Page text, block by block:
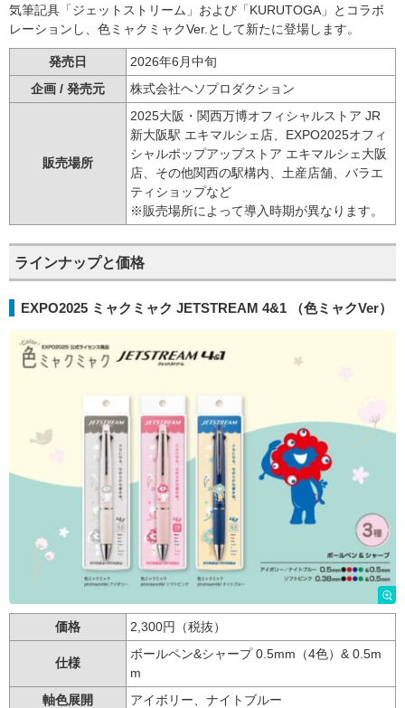
気筆記具「ジェットストリーム」および「KURUTOGA」とコラボ
レーションし、色ミャクミャクVer.として新たに登場します。
発売日
2026年6月中旬
企画 / 発売元
株式会社ヘソプロダクション
販売場所
2025大阪・関西万博オフィシャルストア JR
新大阪駅 エキマルシェ店、EXPO2025オフィ
シャルポップアップストア エキマルシェ大阪
店、その他関西の駅構内、土産店舗、バラエ
ティショップなど
※販売場所によって導入時期が異なります。
ラインナップと価格
EXPO2025 ミャクミャク JETSTREAM 4&1 （色ミャクVer）
価格 2,300円（税抜）
仕様
ボールペン&シャープ 0.5mm（4色）& 0.5m
m
軸色展開
アイボリー、ナイトブルー